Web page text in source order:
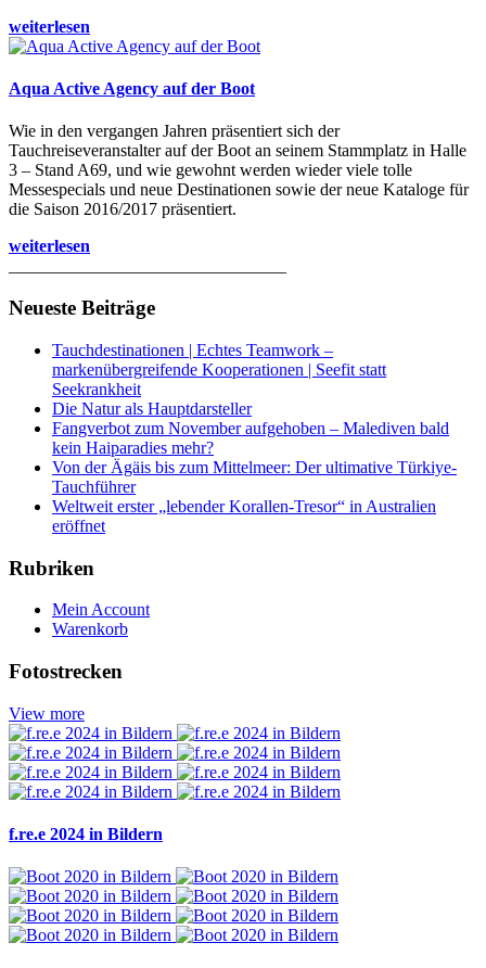
weiterlesen
Aqua Active Agency auf der Boot
Wie in den vergangen Jahren präsentiert sich der
Tauchreiseveranstalter auf der Boot an seinem Stammplatz in Halle
3 – Stand A69, und wie gewohnt werden wieder viele tolle
Messespecials und neue Destinationen sowie der neue Kataloge für
die Saison 2016/2017 präsentiert.
weiterlesen
Neueste Beiträge
Tauchdestinationen | Echtes Teamwork –
markenübergreifende Kooperationen | Seefit statt
Seekrankheit
Die Natur als Hauptdarsteller
Fangverbot zum November aufgehoben – Malediven bald
kein Haiparadies mehr?
Von der Ägäis bis zum Mittelmeer: Der ultimative Türkiye-
Tauchführer
Weltweit erster „lebender Korallen-Tresor“ in Australien
eröffnet
Rubriken
Mein Account
Warenkorb
Fotostrecken
View more
f.re.e 2024 in Bildern